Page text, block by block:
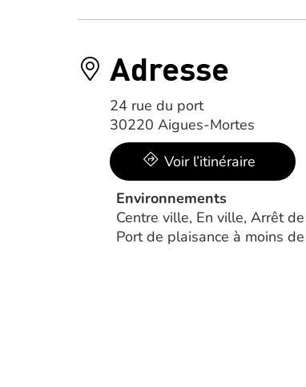
Adresse
24 rue du port
30220 Aigues-Mortes
Voir l’itinéraire
Environnements
Centre ville, En ville, Arrêt
Port de plaisance à moins